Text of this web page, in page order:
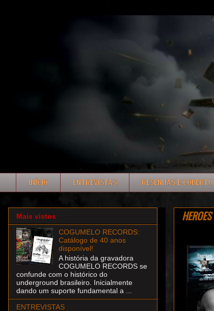
INÍCIO ENTREVISTAS RESENHAS E
Mais vistos
COGUMELO RECORDS:
Catálogo de 40 anos
disponível!
A história da gravadora
COGUMELO RECORDS se
confunde com o histórico do
underground brasileiro. Inicialmente
dando um suporte fundamental a ...
ENTREVISTAS